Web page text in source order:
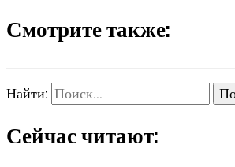
Смотрите также:
Найти:
Сейчас читают: